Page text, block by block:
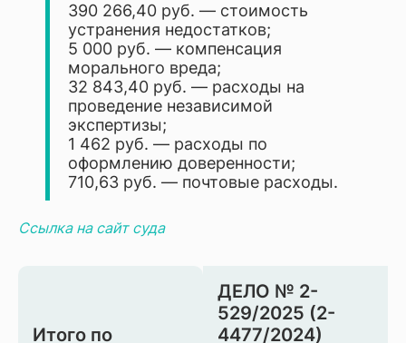
390 266,40 руб. — стоимость
устранения недостатков;
5 000 руб. — компенсация
морального вреда;
32 843,40 руб. — расходы на
проведение независимой
экспертизы;
1 462 руб. — расходы по
оформлению доверенности;
710,63 руб. — почтовые расходы.
Ссылка на сайт суда
Итого по
ДЕЛО № 2-
529/2025 (2-
4477/2024)